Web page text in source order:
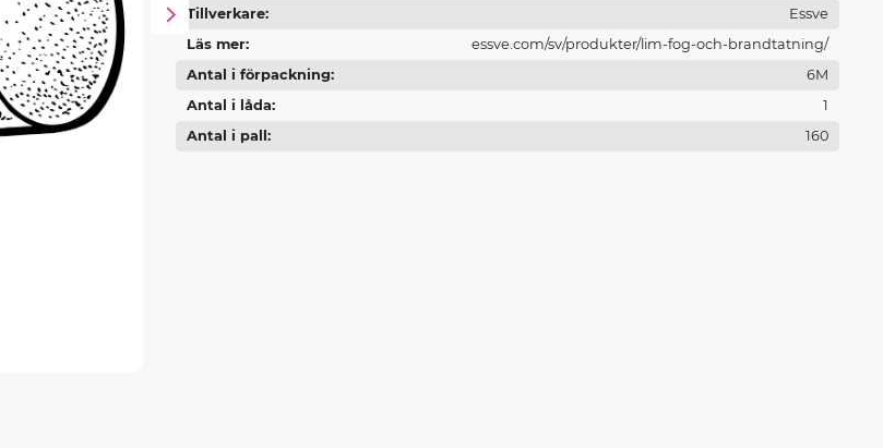
Tillverkare
Essve
Läs mer
essve.com/sv/produkter/lim-fog-och-brandtatning/
Antal i förpackning
6M
Antal i låda
1
Antal i pall
160